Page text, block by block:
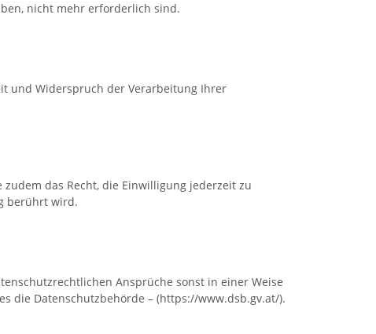
nicht mehr erforderlich sind.
und Widerspruch der Verarbeitung Ihrer
das Recht, die Einwilligung jederzeit zu
berührt wird.
Ansprüche sonst in einer Weise
die Datenschutzbehörde – (https://www.dsb.gv.at/).